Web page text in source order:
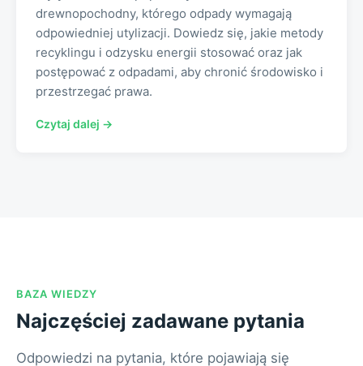
drewnopochodny, którego odpady wymagają
odpowiedniej utylizacji. Dowiedz się, jakie metody
recyklingu i odzysku energii stosować oraz jak
postępować z odpadami, aby chronić środowisko i
przestrzegać prawa.
Czytaj dalej →
BAZA WIEDZY
Najczęściej zadawane pytania
Odpowiedzi na pytania, które pojawiają się